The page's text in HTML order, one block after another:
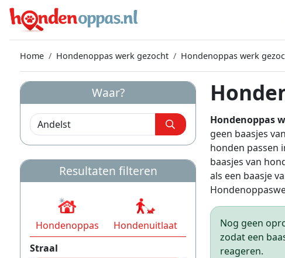
Home Hondenoppas werk gezocht Hondenoppas werk
Hondenoppas
geen baasjes
honden passen
baasjes van
als een baasje
Nog geen
zodat een
reageren.
Waar?
Resultaten filteren
Hondenoppas
Hondenuitlaat
Straal